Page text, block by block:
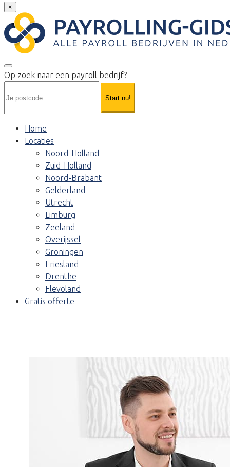
×
Op zoek naar een payroll bedrijf?
Start nu!
Home
Locaties
Noord-Holland
Zuid-Holland
Noord-Brabant
Gelderland
Utrecht
Limburg
Zeeland
Overijssel
Groningen
Friesland
Drenthe
Flevoland
Gratis offerte